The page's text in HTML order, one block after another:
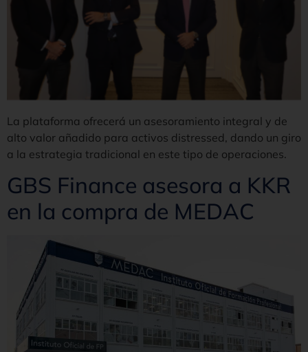
La plataforma ofrecerá un asesoramiento integral y de
alto valor añadido para activos distressed, dando un giro
a la estrategia tradicional en este tipo de operaciones.
GBS Finance asesora a KKR
en la compra de MEDAC